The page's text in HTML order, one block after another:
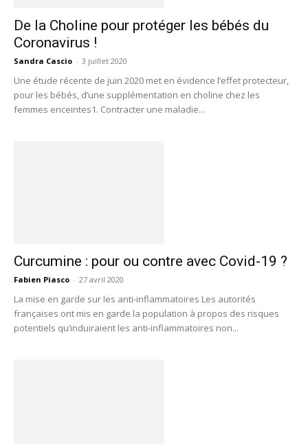
De la Choline pour protéger les bébés du
Coronavirus !
Sandra Cascio - 3 juillet 2020
Une étude récente de juin 2020 met en évidence l’effet protecteur,
pour les bébés, d’une supplémentation en choline chez les
femmes enceintes1. Contracter une maladie...
Curcumine : pour ou contre avec Covid-19 ?
Fabien Piasco - 27 avril 2020
La mise en garde sur les anti-inflammatoires Les autorités
françaises ont mis en garde la population à propos des risques
potentiels qu’induiraient les anti-inflammatoires non...